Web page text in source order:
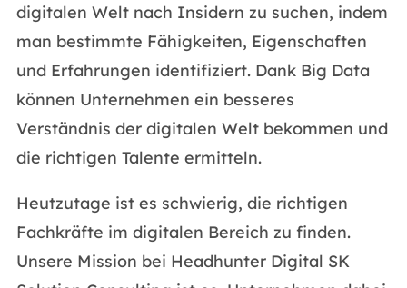
digitalen Welt nach Insidern zu suchen, indem
man bestimmte Fähigkeiten, Eigenschaften
und Erfahrungen identifiziert. Dank Big Data
können Unternehmen ein besseres
Verständnis der digitalen Welt bekommen und
die richtigen Talente ermitteln.
Heutzutage ist es schwierig, die richtigen
Fachkräfte im digitalen Bereich zu finden.
Unsere Mission bei Headhunter Digital SK